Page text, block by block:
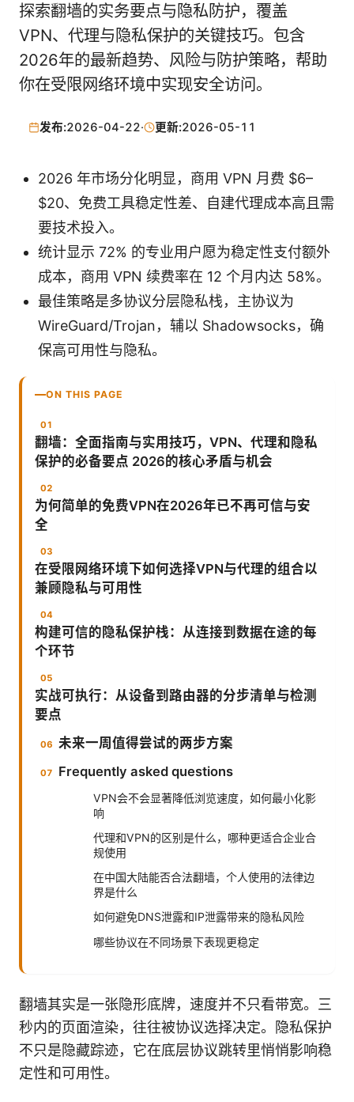
探索翻墙的实务要点与隐私防护，覆盖
VPN、代理与隐私保护的关键技巧。包含
2026年的最新趋势、风险与防护策略，帮助
你在受限网络环境中实现安全访问。
发布:2026-04-22· 更新:2026-05-11
2026 年市场分化明显，商用 VPN 月费 $6–
$20、免费工具稳定性差、自建代理成本高且需
要技术投入。
统计显示 72% 的专业用户愿为稳定性支付额外
成本，商用 VPN 续费率在 12 个月内达 58%。
最佳策略是多协议分层隐私栈，主协议为
WireGuard/Trojan，辅以 Shadowsocks，确
保高可用性与隐私。
ON THIS PAGE
翻墙：全面指南与实用技巧，VPN、代理和隐私
保护的必备要点 2026的核心矛盾与机会
为何简单的免费VPN在2026年已不再可信与安
全
在受限网络环境下如何选择VPN与代理的组合以
兼顾隐私与可用性
构建可信的隐私保护栈：从连接到数据在途的每
个环节
实战可执行：从设备到路由器的分步清单与检测
要点
未来一周值得尝试的两步方案
Frequently asked questions
VPN会不会显著降低浏览速度，如何最小化影
响
代理和VPN的区别是什么，哪种更适合企业合
规使用
在中国大陆能否合法翻墙，个人使用的法律边
界是什么
如何避免DNS泄露和IP泄露带来的隐私风险
哪些协议在不同场景下表现更稳定
翻墙其实是一张隐形底牌，速度并不只看带宽。三
秒内的页面渲染，往往被协议选择决定。隐私保护
不只是隐藏踪迹，它在底层协议跳转里悄悄影响稳
定性和可用性。